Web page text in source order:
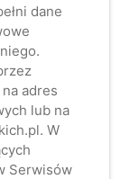
dane
adres
lub na
W
Serwisów